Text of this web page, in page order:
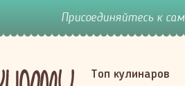
Присоединяйтесь к
Топ кулинаров